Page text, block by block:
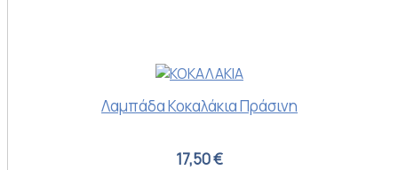
Λαμπάδα Κοκαλάκια Πράσινη
17,50 €